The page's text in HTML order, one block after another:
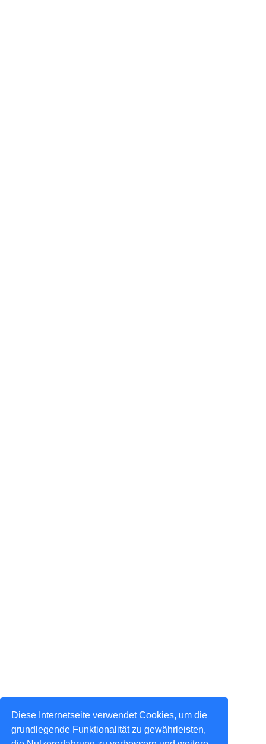
Diese Internetseite verwendet Cookies, um die
grundlegende Funktionalität zu gewährleisten,